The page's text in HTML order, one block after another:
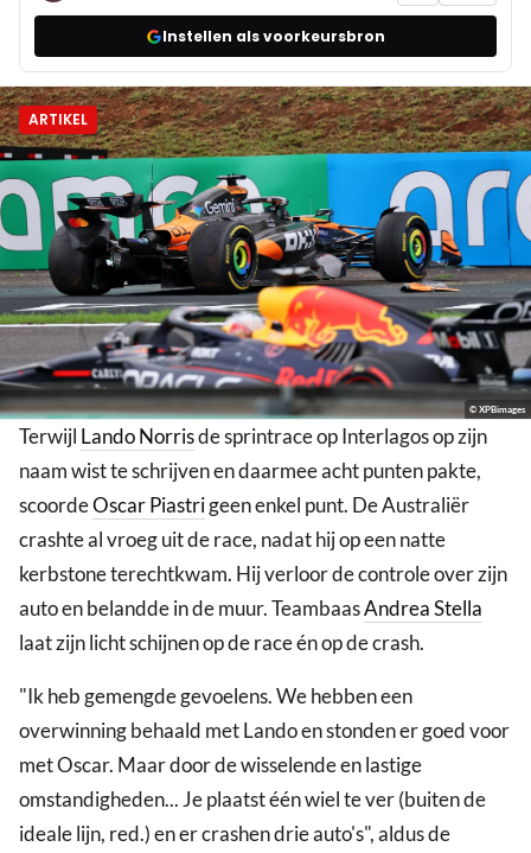
Instellen als voorkeursbron
ARTIKEL
© XPBimages
Terwijl Lando Norrisde sprintrace op Interlagos op zijn
naam wist te schrijven en daarmee acht punten pakte,
scoordeOscar Piastrigeen enkel punt. De Australiër
crashte al vroeg uit de race, nadat hij op een natte
kerbstone terechtkwam. Hij verloor de controle over zijn
auto en belandde in de muur. TeambaasAndrea Stella
laat zijn licht schijnen op de race én op de crash.
"Ik heb gemengde gevoelens. We hebben een
overwinning behaald met Lando en stonden er goed voor
met Oscar. Maar door de wisselende en lastige
omstandigheden... Je plaatst één wiel te ver (buiten de
ideale lijn, red.) en er crashen drie auto's", aldus de